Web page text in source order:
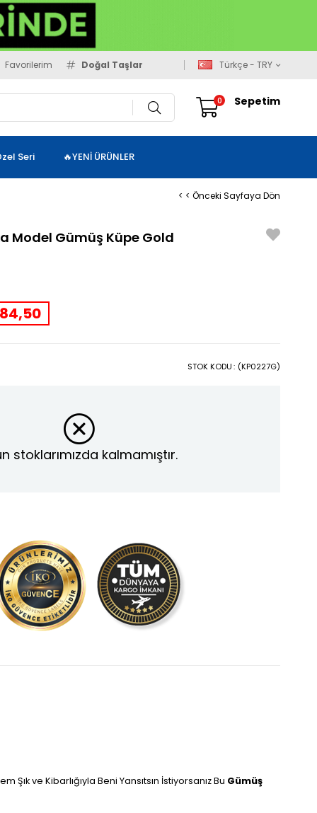
Favorilerim Doğal Taşlar Türkçe - TRY
Sepetim
0
Seri 🔥YENİ ÜRÜNLER
< < Önceki Sayfaya Dön
Model Gümüş Küpe Gold
STOK KODU (KP0227G)
stoklarımızda kalmamıştır.
ve Kibarlığıyla Beni Yansıtsın İstiyorsanız Bu Gümüş